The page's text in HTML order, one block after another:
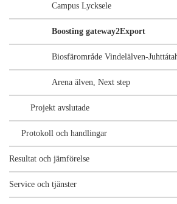
Campus Lycksele
Boosting gateway2Export
Biosfärområde Vindelälven-
Arena älven, Next step
Projekt avslutade
Protokoll och handlingar
Resultat och jämförelse
Service och tjänster